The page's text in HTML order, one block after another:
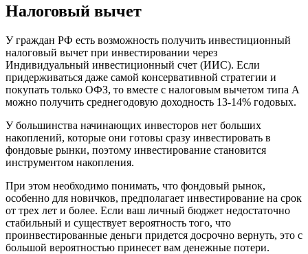
Налоговый вычет
У граждан РФ есть возможность получить инвестиционный
налоговый вычет при инвестировании через
Индивидуальный инвестиционный счет (ИИС). Если
придерживаться даже самой консервативной стратегии и
покупать только ОФЗ, то вместе с налоговым вычетом типа А
можно получить среднегодовую доходность 13-14% годовых.
У большинства начинающих инвесторов нет больших
накоплений, которые они готовы сразу инвестировать в
фондовые рынки, поэтому инвестирование становится
инструментом накопления.
При этом необходимо понимать, что фондовый рынок,
особенно для новичков, предполагает инвестирование на срок
от трех лет и более. Если ваш личный бюджет недостаточно
стабильный и существует вероятность того, что
проинвестированные деньги придется досрочно вернуть, это с
большой вероятностью принесет вам денежные потери.